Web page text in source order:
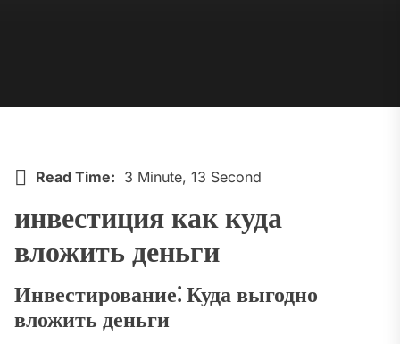
Read Time: 3 Minute, 13 Second
инвестиция как куда
вложить деньги
Инвестирование⁚ Куда выгодно
вложить деньги